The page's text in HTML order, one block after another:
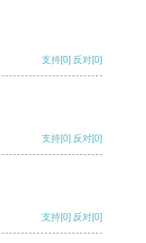
支持[0] 反对[0]
支持[0] 反对[0]
支持[0] 反对[0]